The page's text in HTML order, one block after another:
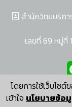
โดยการใช้เว็บไซ
เข้าใจ นโยบายข้อ
สำนักวิทยบริกา
เลขที่ 69 หมู่ที่